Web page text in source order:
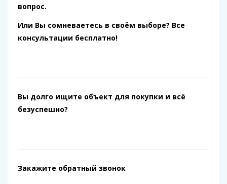
вопрос.
Или Вы сомневаетесь в своём выборе? Все
консультации бесплатно!
Вы долго ищите объект для покупки и всё
безуспешно?
Закажите обратный звонок